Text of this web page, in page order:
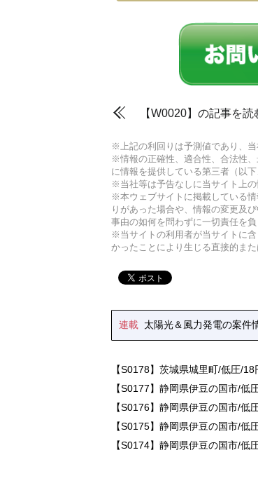
【W0020】の記事を読
※上記の利回りは予測値であり、当
※情報の正確性、適合性、合法性
に情報を提供している第三者（以
※当社等は予告なしに当サイト上の
※本ウェブサイトに掲載している
りがあった場合や、情報の変更及
事由の如何を問わずに一切責任を負
※当サイトの利用者が当サイトに
かったことにより生じる直接的ま
連載 太陽光＆風力発電の案件
【S0178】茨城県城里町/低圧/18
【S0177】静岡県伊豆の国市/低
【S0176】静岡県伊豆の国市/低
【S0175】静岡県伊豆の国市/低
【S0174】静岡県伊豆の国市/低